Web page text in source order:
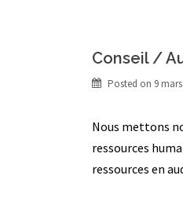
Conseil /
Posted on 9
Nous mettons
ressources
ressources en